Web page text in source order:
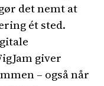
det nemt at
ét sted.
giver
– også når